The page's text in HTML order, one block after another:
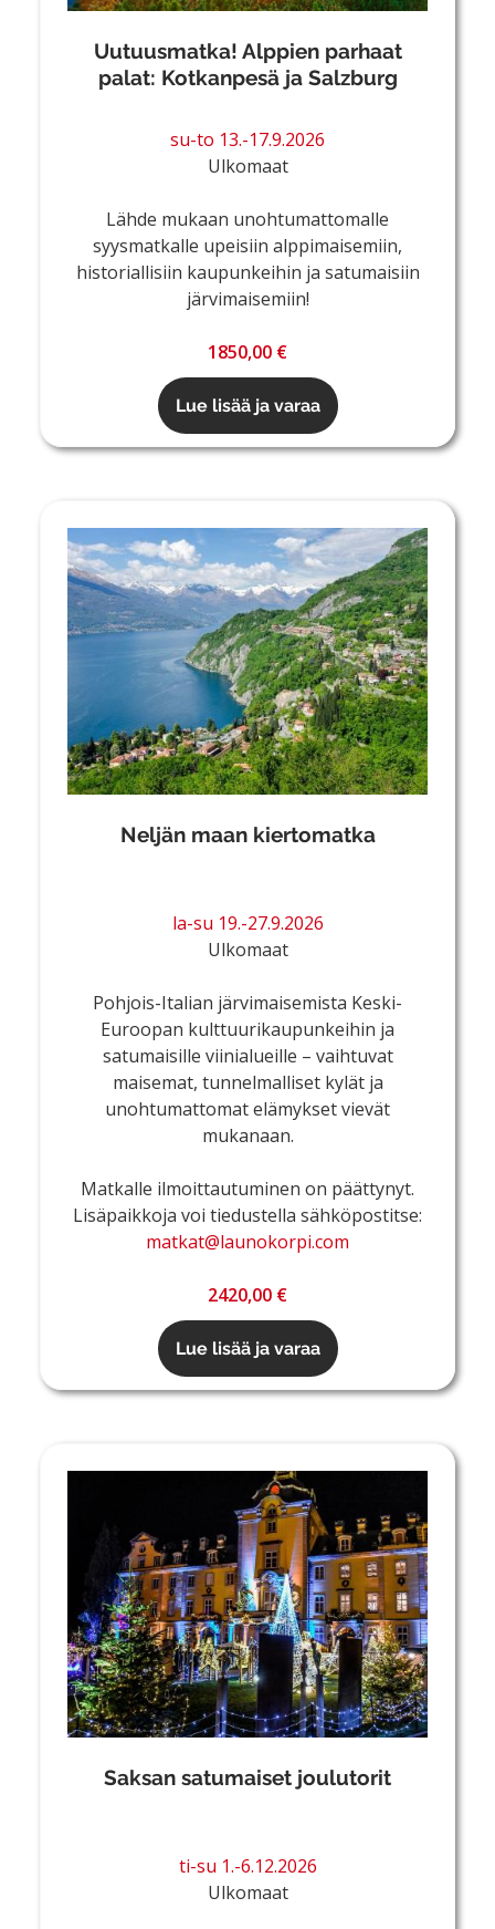
Uutuusmatka! Alppien parhaat
palat: Kotkanpesä ja Salzburg
su-to 13.-17.9.2026
Ulkomaat
Lähde mukaan unohtumattomalle
syysmatkalle upeisiin alppimaisemiin,
historiallisiin kaupunkeihin ja satumaisiin
järvimaisemiin!
1850,00 €
Lue lisää ja varaa
Neljän maan kiertomatka
la-su 19.-27.9.2026
Ulkomaat
Pohjois-Italian järvimaisemista Keski-
Euroopan kulttuurikaupunkeihin ja
satumaisille viinialueille – vaihtuvat
maisemat, tunnelmalliset kylät ja
unohtumattomat elämykset vievät
mukanaan.
Matkalle ilmoittautuminen on päättynyt.
Lisäpaikkoja voi tiedustella sähköpostitse:
matkat@launokorpi.com
2420,00 €
Lue lisää ja varaa
Saksan satumaiset joulutorit
ti-su 1.-6.12.2026
Ulkomaat